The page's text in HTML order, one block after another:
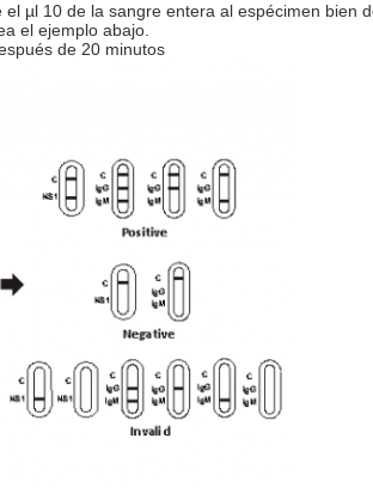
µl 10 de la sangre entera al espécimen
el ejemplo abajo.
de 20 minutos